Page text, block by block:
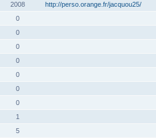
2008 http://perso.orange.fr/jacquou25/
0
0
0
0
0
0
0
1
5